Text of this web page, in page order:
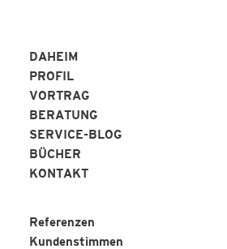
DAHEIM
PROFIL
VORTRAG
BERATUNG
SERVICE-BLOG
BÜCHER
KONTAKT
Referenzen
Kundenstimmen